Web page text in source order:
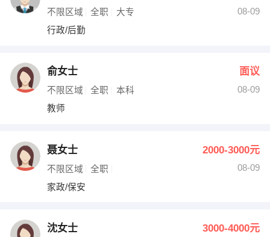
不限区域 全职 大专
08-09
行政/后勤
俞女士 面议
不限区域 全职 本科
08-09
教师
聂女士 2000-3000元
不限区域 全职
08-09
家政/保安
沈女士 3000-4000元